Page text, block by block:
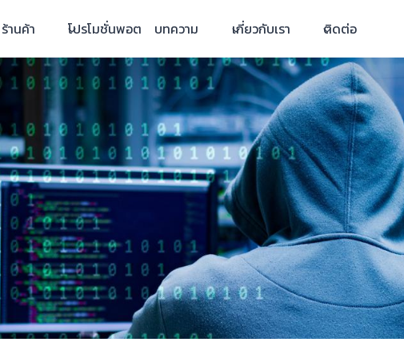
ร้านค้า โปรโมชั่นพอต บทความ เกี่ยวกับเรา ติดต่อ